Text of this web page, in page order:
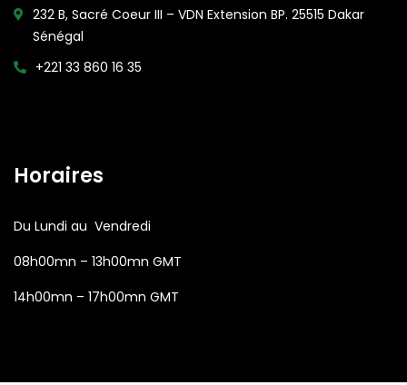
232 B, Sacré Coeur III – VDN Extension BP. 25515 Dakar
Sénégal
+221 33 860 16 35
Horaires
Du Lundi au Vendredi
08h00mn – 13h00mn GMT
14h00mn – 17h00mn GMT